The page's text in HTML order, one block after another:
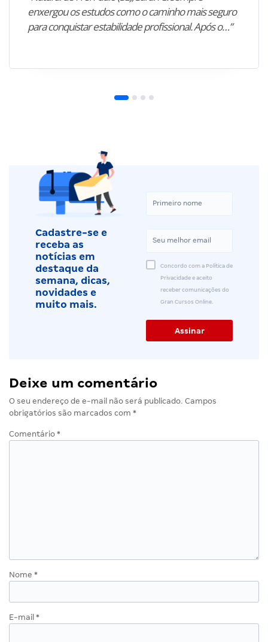
enxergou os estudos como o caminho mais seguro
para conquistar estabilidade profissional. Após o…”
Cadastre-se e
receba as
notícias em
destaque da
semana, dicas,
novidades e
muito mais.
Concordo com a Política de
Privacidade e aceito
receber comunicações do
Gran Cursos Online.
Deixe um comentário
O seu endereço de e-mail não será publicado. Campos
obrigatórios são marcados com *
Comentário *
Nome *
E-mail *